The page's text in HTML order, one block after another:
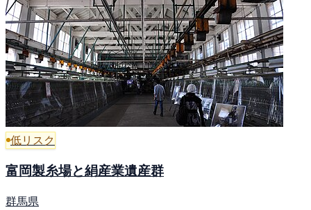
低リスク
富岡製糸場と絹産業遺産群
群馬県